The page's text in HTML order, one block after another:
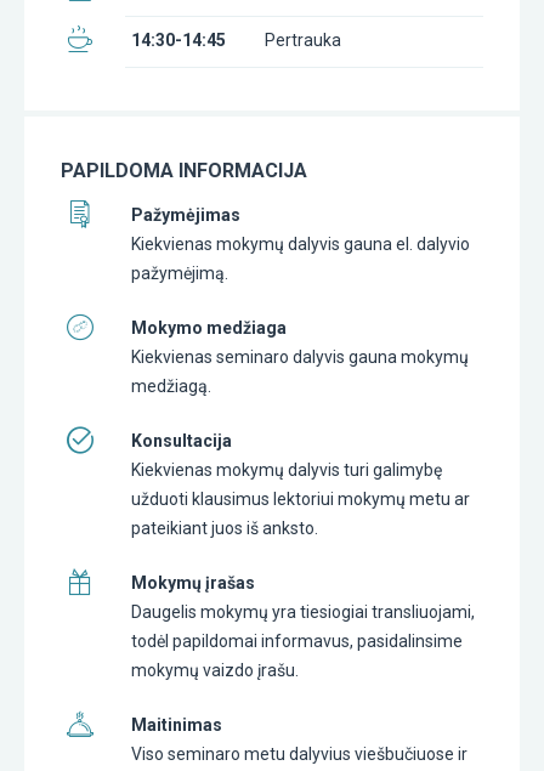
14:30-14:45 Pertrauka
PAPILDOMA INFORMACIJA
Pažymėjimas
Kiekvienas mokymų dalyvis gauna el. dalyvio
pažymėjimą.
Mokymo medžiaga
Kiekvienas seminaro dalyvis gauna mokymų
medžiagą.
Konsultacija
Kiekvienas mokymų dalyvis turi galimybę
užduoti klausimus lektoriui mokymų metu ar
pateikiant juos iš anksto.
Mokymų įrašas
Daugelis mokymų yra tiesiogiai transliuojami,
todėl papildomai informavus, pasidalinsime
mokymų vaizdo įrašu.
Maitinimas
Viso seminaro metu dalyvius viešbučiuose ir